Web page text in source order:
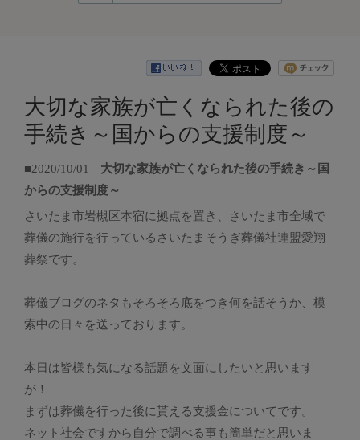
大切な家族が亡くなられた後の
手続き～国からの支援制度～
■2020/10/01
大切な家族が亡くなられた後の手続き～国
からの支援制度～
さいたま市岩槻区本宿に拠点を置き、さいたま市全域で
葬儀の施行を行っているさいたまそうぎ葬儀社連盟愛翔
葬祭です。
葬儀ブログのネタもそろそろ底をつき何を話そうか、模
索中の日々を送っております。
本日は皆様も気になる話題を文面にしたいと思います
が！
まずは葬儀を行った後に貰える支援金についてです。
ネット社会ですから自分で調べる事も簡単だと思いま